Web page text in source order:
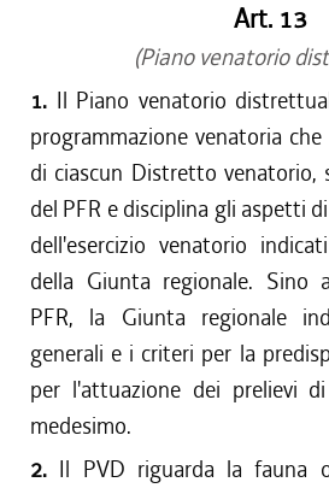
dal 16/08/2018 al 07/11/2018
dal 01/04/2018 al 15/08/2018
dal 01/01/2018 al 28/03/2018
dal 27/07/2017 al 31/12/2017
dal 01/04/2017 al 26/07/2017
dal 01/01/2017 al 31/03/2017
dal 13/08/2016 al 31/12/2016
dal 01/06/2016 al 12/08/2016
dal 01/04/2016 al 31/05/2016
dal 17/03/2016 al 31/03/2016
dal 01/04/2015 al 16/03/2016
dal 29/01/2015 al 31/03/2015
dal 18/12/2014 al 28/01/2015
dal 01/04/2014 al 17/12/2014
Art. 13
(Piano venatorio
1. Il Piano venatorio
programmazione venatoria
di ciascun Distretto venatorio,
del PFR e disciplina gli aspetti
dell'esercizio venatorio
della Giunta regionale. Sino
PFR, la Giunta regionale
generali e i criteri per la
per l'attuazione dei prelievi
medesimo.
2. Il PVD riguarda la fauna